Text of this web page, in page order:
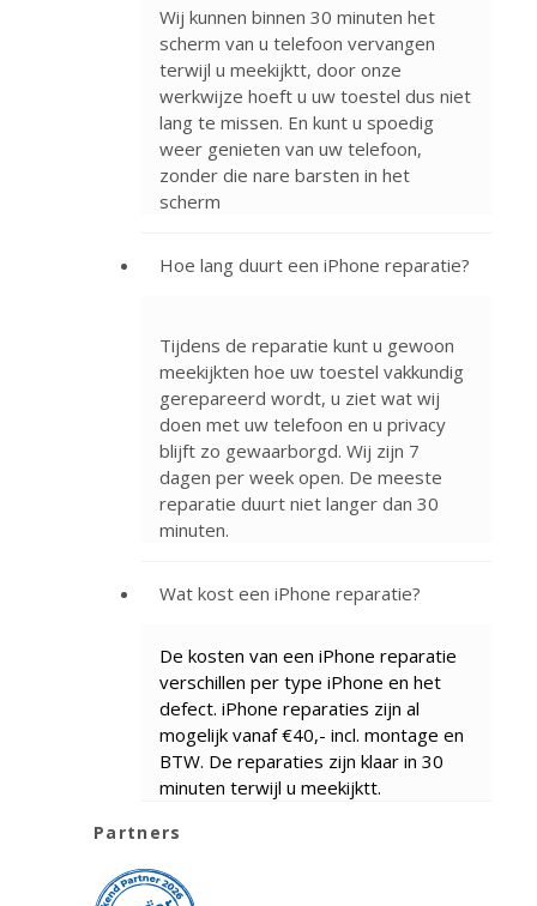
Wij kunnen binnen 30 minuten het
scherm van u telefoon vervangen
terwijl u meekijktt, door onze
werkwijze hoeft u uw toestel dus niet
lang te missen. En kunt u spoedig
weer genieten van uw telefoon,
zonder die nare barsten in het
scherm
Hoe lang duurt een iPhone reparatie?
Tijdens de reparatie kunt u gewoon
meekijkten hoe uw toestel vakkundig
gerepareerd wordt, u ziet wat wij
doen met uw telefoon en u privacy
blijft zo gewaarborgd. Wij zijn 7
dagen per week open. De meeste
reparatie duurt niet langer dan 30
minuten.
Wat kost een iPhone reparatie?
De kosten van een iPhone reparatie
verschillen per type iPhone en het
defect. iPhone reparaties zijn al
mogelijk vanaf €40,- incl. montage en
BTW. De reparaties zijn klaar in 30
minuten terwijl u meekijktt.
Partners